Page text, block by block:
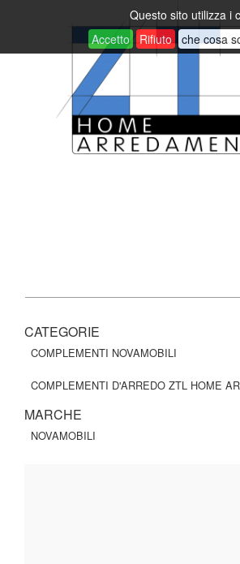
Questo sito utilizza i
Accetto
Rifiuto che cosa
CATEGORIE
COMPLEMENTI NOVAMOBILI
COMPLEMENTI D'ARREDO ZTL HOME
MARCHE
NOVAMOBILI